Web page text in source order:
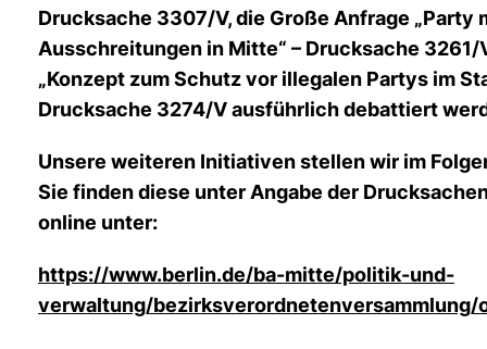
Drucksache 3307/V, die Große Anfrage „Party
Ausschreitungen in Mitte“ – Drucksache 3261/
Konzept zum Schutz vor illegalen Partys im
Drucksache 3274/V ausführlich debattiert
Unsere weiteren Initiativen stellen wir im
Sie finden diese unter Angabe der
online unter:
https://www.berlin.de/ba-mitte/politik-und-
verwaltung/bezirksverordnetenversammlung/